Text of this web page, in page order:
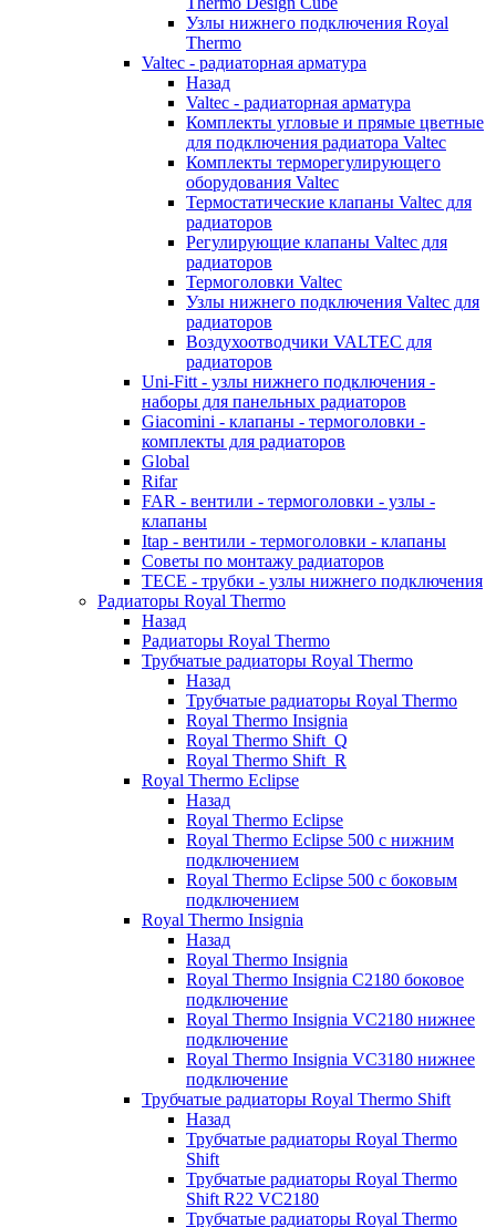
Узлы нижнего подключения Royal
Thermo
Valtec - радиаторная арматура
Назад
Valtec - радиаторная арматура
Комплекты угловые и прямые цветные
для подключения радиатора Valtec
Комплекты терморегулирующего
оборудования Valtec
Термостатические клапаны Valtec для
радиаторов
Регулирующие клапаны Valtec для
радиаторов
Термоголовки Valtec
Узлы нижнего подключения Valtec для
радиаторов
Воздухоотводчики VALTEC для
радиаторов
Uni-Fitt - узлы нижнего подключения -
наборы для панельных радиаторов
Giacomini - клапаны - термоголовки -
комплекты для радиаторов
Global
Rifar
FAR - вентили - термоголовки - узлы -
клапаны
Itap - вентили - термоголовки - клапаны
Советы по монтажу радиаторов
TECE - трубки - узлы нижнего подключения
Радиаторы Royal Thermo
Назад
Радиаторы Royal Thermo
Трубчатые радиаторы Royal Thermo
Назад
Трубчатые радиаторы Royal Thermo
Royal Thermo Insignia
Royal Thermo Shift_Q
Royal Thermo Shift_R
Royal Thermo Eclipse
Назад
Royal Thermo Eclipse
Royal Thermo Eclipse 500 с нижним
подключением
Royal Thermo Eclipse 500 с боковым
подключением
Royal Thermo Insignia
Назад
Royal Thermo Insignia
Royal Thermo Insignia C2180 боковое
подключение
Royal Thermo Insignia VC2180 нижнее
подключение
Royal Thermo Insignia VC3180 нижнее
подключение
Трубчатые радиаторы Royal Thermo Shift
Назад
Трубчатые радиаторы Royal Thermo
Shift
Трубчатые радиаторы Royal Thermo
Shift R22 VC2180
Трубчатые радиаторы Royal Thermo